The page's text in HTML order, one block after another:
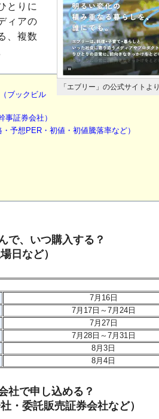
「エブリー」の公式サイトより
とりに
ィアの
、複数
（ブックビル
事証券会社）
・予想PER・初値・初値騰落率など）
で、いつ購入する？
日など）
7月16日
7月17日～7月24日
7月27日
7月28日～7月31日
8月3日
8月4日
社で申し込める？
・委託販売証券会社など）